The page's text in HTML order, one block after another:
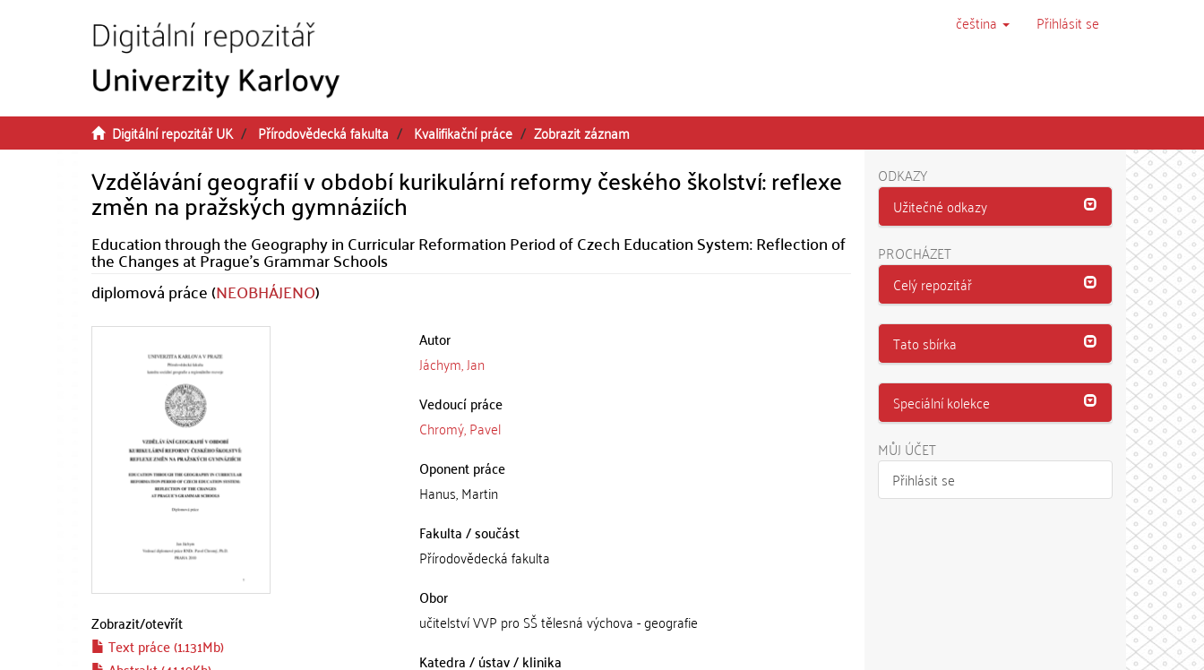
čeština Přihlásit se
Digitální repozitář UK Přírodovědecká fakulta Kvalifikační práce Zobrazit záznam
Vzdělávání geografií v období kurikulární reformy českého školství: reflexe
změn na pražských gymnáziích
Education through the Geography in Curricular Reformation Period of Czech Education System: Reflection of
the Changes at Prague's Grammar Schools
diplomová práce (NEOBHÁJENO)
Zobrazit/otevřít
Text práce (1.131Mb)
Autor
Jáchym, Jan
Vedoucí práce
Chromý, Pavel
Oponent práce
Hanus, Martin
Fakulta / součást
Přírodovědecká fakulta
Obor
učitelství VVP pro SŠ tělesná výchova - geografie
Katedra / ústav / klinika
ODKAZY
Užitečné odkazy
PROCHÁZET
Celý repozitář
Tato sbírka
Speciální kolekce
MŮJ ÚČET
Přihlásit se